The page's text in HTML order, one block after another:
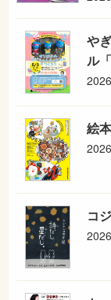
や
ル
絵
コ